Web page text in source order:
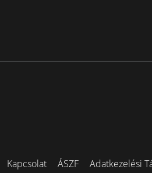
Kapcsolat ÁSZF Adatkezelési